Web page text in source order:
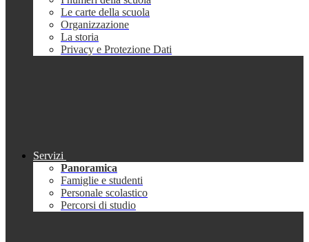
Le carte della scuola
Organizzazione
La storia
Privacy e Protezione Dati
Servizi
Panoramica
Famiglie e studenti
Personale scolastico
Percorsi di studio